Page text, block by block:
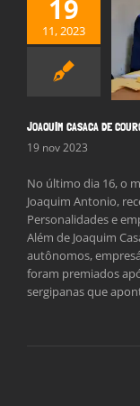
19
11, 2023
CASACA DE
2023
JOAQUIM CASACA DE
19 nov 2023
No último dia 16, o
Joaquim Antonio,
Personalidades e
Além de Joaquim
autônomos,
foram premiados
sergipanas que